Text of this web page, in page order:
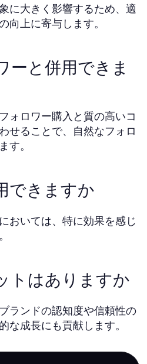
に大きく影響するため、適
向上に寄与します。
ーと併用できま
ォロワー購入と質の高いコ
せることで、自然なフォロ
す。
できますか
おいては、特に効果を感じ
トはありますか
ランドの認知度や信頼性の
な成長にも貢献します。